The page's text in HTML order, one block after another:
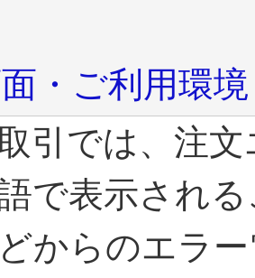
・ご利用環境
引では、注
で表示され
からのエラ